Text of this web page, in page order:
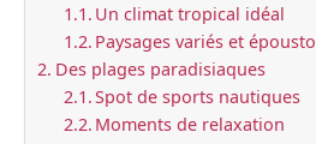
Un climat tropical idéal
Paysages variés et
Des plages paradisiaques
Spot de sports nautiques
Moments de relaxation